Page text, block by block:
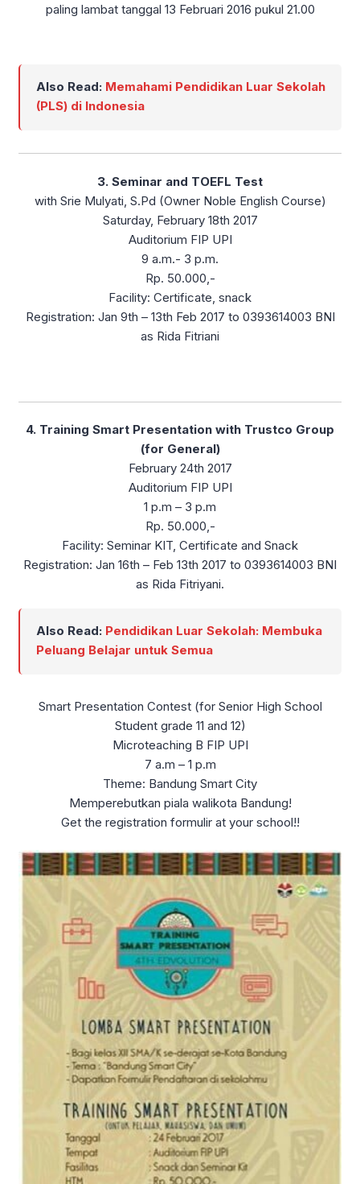
paling lambat tanggal 13 Februari 2016 pukul 21.00
Also Read: Memahami Pendidikan Luar Sekolah
(PLS) di Indonesia
3. Seminar and TOEFL Test
with Srie Mulyati, S.Pd (Owner Noble English Course)
Saturday, February 18th 2017
Auditorium FIP UPI
9 a.m.- 3 p.m.
Rp. 50.000,-
Facility: Certificate, snack
Registration: Jan 9th – 13th Feb 2017 to 0393614003 BNI
as Rida Fitriani
4. Training Smart Presentation with Trustco Group
(for General)
February 24th 2017
Auditorium FIP UPI
1 p.m – 3 p.m
Rp. 50.000,-
Facility: Seminar KIT, Certificate and Snack
Registration: Jan 16th – Feb 13th 2017 to 0393614003 BNI
as Rida Fitriyani.
Also Read: Pendidikan Luar Sekolah: Membuka
Peluang Belajar untuk Semua
Smart Presentation Contest (for Senior High School
Student grade 11 and 12)
Microteaching B FIP UPI
7 a.m – 1 p.m
Theme: Bandung Smart City
Memperebutkan piala walikota Bandung!
Get the registration formulir at your school!!